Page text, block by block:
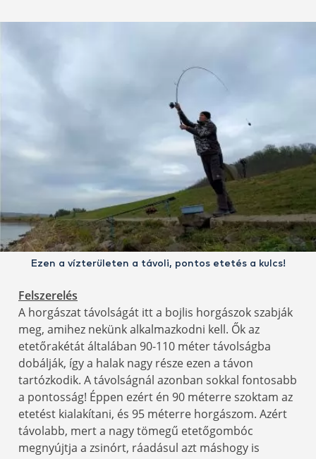
Ezen a vízterületen a távoli, pontos etetés a kulcs!
Felszerelés
A horgászat távolságát itt a bojlis horgászok szabják
meg, amihez nekünk alkalmazkodni kell. Ők az
etetőrakétát általában 90-110 méter távolságba
dobálják, így a halak nagy része ezen a távon
tartózkodik. A távolságnál azonban sokkal fontosabb
a pontosság! Éppen ezért én 90 méterre szoktam az
etetést kialakítani, és 95 méterre horgászom. Azért
távolabb, mert a nagy tömegű etetőgombóc
megnyújtja a zsinórt, ráadásul azt máshogy is